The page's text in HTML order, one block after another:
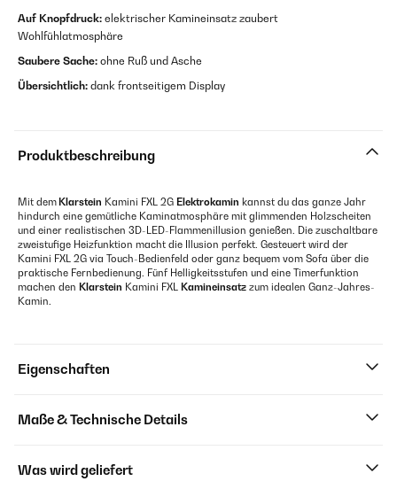
Auf Knopfdruck: elektrischer Kamineinsatz zaubert
Wohlfühlatmosphäre
Saubere Sache: ohne Ruß und Asche
Übersichtlich: dank frontseitigem Display
Produktbeschreibung
Mit dem Klarstein Kamini FXL 2G Elektrokamin kannst du das ganze Jahr
hindurch eine gemütliche Kaminatmosphäre mit glimmenden Holzscheiten
und einer realistischen 3D-LED-Flammenillusion genießen. Die zuschaltbare
zweistufige Heizfunktion macht die Illusion perfekt. Gesteuert wird der
Kamini FXL 2G via Touch-Bedienfeld oder ganz bequem vom Sofa über die
praktische Fernbedienung. Fünf Helligkeitsstufen und eine Timerfunktion
machen den Klarstein Kamini FXL Kamineinsatz zum idealen Ganz-Jahres-
Kamin.
Eigenschaften
Maße & Technische Details
Was wird geliefert